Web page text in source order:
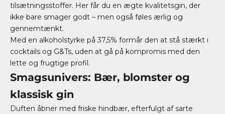
tilsætningsstoffer. Her får du en ægte kvalitetsgin, der
ikke bare smager godt – men også føles ærlig og
gennemtænkt.
Med en alkoholstyrke på 37,5% formår den at stå stærkt i
cocktails og G&Ts, uden at gå på kompromis med den
lette og frugtige profil.
Smagsunivers: Bær, blomster og
klassisk gin
Duften åbner med friske hindbær, efterfulgt af sarte